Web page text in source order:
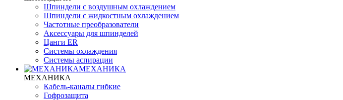
Шпиндели с воздушным охлаждением
Шпиндели с жидкостным охлаждением
Частотные преобразователи
Аксессуары для шпинделей
Цанги ER
Системы охлаждения
Системы аспирации
МЕХАНИКА
МЕХАНИКА
Кабель-каналы гибкие
Гофрозащита